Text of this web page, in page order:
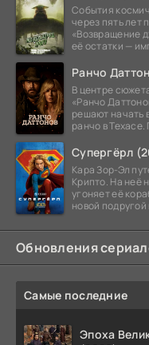
События
через пять лет
«Возвращение
её остатки —
Ранчо
В центре
«Ранчо
решают начать
ранчо в
Супергёрл
Кара Зор-Эл
Крипто. На неё
угоняет её
новой
Обновления
Самые последние
Эпоха